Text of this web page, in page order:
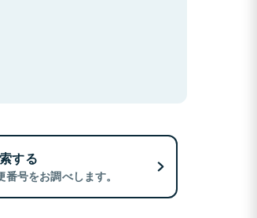
する
号をお調べします。